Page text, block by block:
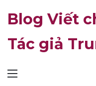
Mục
Blog Viết
Tác giả